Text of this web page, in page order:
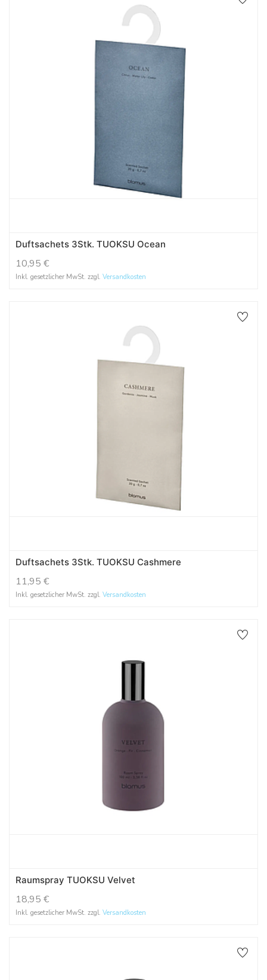
Duftsachets 3Stk. TUOKSU Ocean
10,95 €
Inkl. gesetzlicher MwSt. zzgl. Versandkosten
Duftsachets 3Stk. TUOKSU Cashmere
11,95 €
Inkl. gesetzlicher MwSt. zzgl. Versandkosten
Raumspray TUOKSU Velvet
18,95 €
Inkl. gesetzlicher MwSt. zzgl. Versandkosten